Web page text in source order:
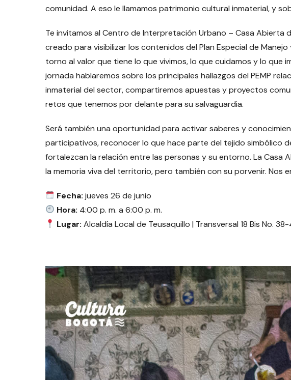
comunidad. A eso le llamamos patrimonio cultural inmaterial, y
Te invitamos al Centro de Interpretación Urbano – Casa Abierta
creado para visibilizar los contenidos del Plan Especial de
torno al valor que tiene lo que vivimos, lo que cuidamos y lo que
jornada hablaremos sobre los principales hallazgos del PEMP
inmaterial del sector, compartiremos apuestas y proyectos
retos que tenemos por delante para su salvaguardia.
Será también una oportunidad para activar saberes y
participativos, reconocer lo que hace parte del tejido simbólico
fortalezcan la relación entre las personas y su entorno. La Casa
la memoria viva del territorio, pero también con su porvenir. Nos
Fecha: jueves 26 de junio
Hora: 4:00 p. m. a 6:00 p. m.
Lugar: Alcaldía Local de Teusaquillo | Transversal 18 Bis No. 38-